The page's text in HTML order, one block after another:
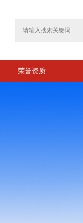
荣誉资质